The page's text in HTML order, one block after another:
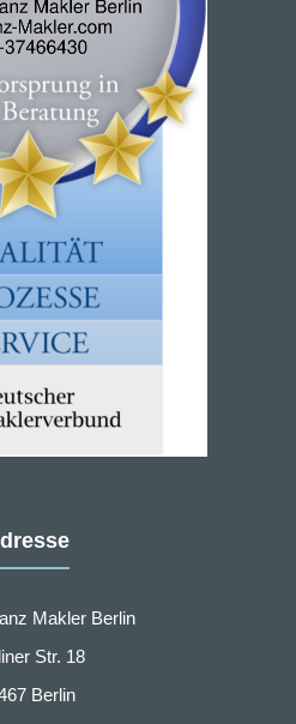
Makler Berlin
Str. 18
Berlin